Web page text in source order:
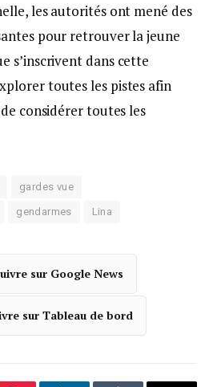
les autorités ont mené des
pour retrouver la jeune
s’inscrivent dans cette
toutes les pistes afin
considérer toutes les
gardes vue
gendarmes Lina
sur Google News
sur Tableau de bord